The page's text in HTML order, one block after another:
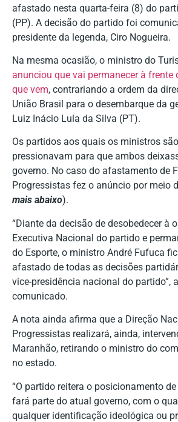
afastado nesta quarta-feira (8) do
(PP). A decisão do partido foi
presidente da legenda, Ciro Nogueira.
Na mesma ocasião, o ministro do
anunciou que vai permanecer à frente
que vem, contrariando a ordem da
União Brasil para o desembarque da
Luiz Inácio Lula da Silva (PT).
Os partidos aos quais os ministros
pressionavam para que ambos
governo. No caso do afastamento de
Progressistas fez o anúncio por meio
mais abaixo).
“Diante da decisão de desobedecer à
Executiva Nacional do partido e
do Esporte, o ministro André Fufuca
afastado de todas as decisões
vice-presidência nacional do partido”,
comunicado.
A nota ainda afirma que a Direção
Progressistas realizará, ainda,
Maranhão, retirando o ministro do
no estado.
“O partido reitera o posicionamento
fará parte do atual governo, com o
qualquer identificação ideológica ou